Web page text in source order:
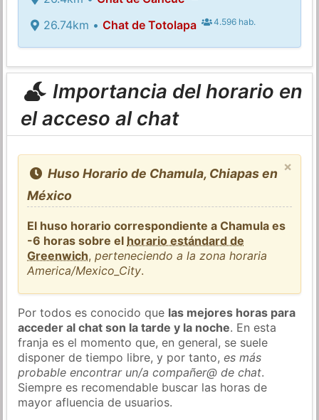
26.74km • Chat de Totolapa 4.596 hab.
Importancia del horario en
el acceso al chat
×
Huso Horario de Chamula, Chiapas en
México
El huso horario correspondiente a Chamula es
-6 horas sobre el horario estándard de
Greenwich,perteneciendo a la zona horaria
America/Mexico_City.
Por todos es conocido que las mejores horas para
acceder al chat son la tarde y la noche. En esta
franja es el momento que, en general, se suele
disponer de tiempo libre, y por tanto,es más
probable encontrar un/a compañer@ de chat.
Siempre es recomendable buscar las horas de
mayor afluencia de usuarios.